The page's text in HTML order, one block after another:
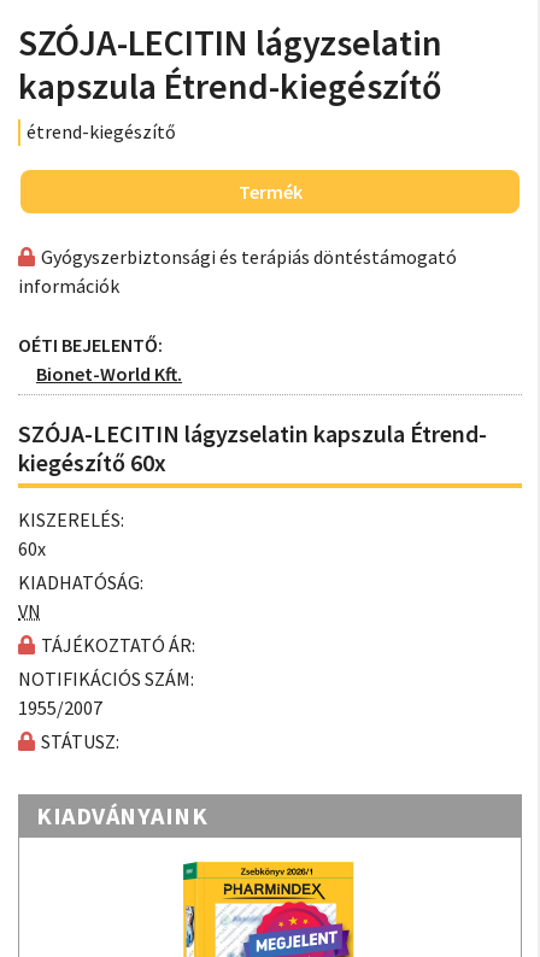
SZÓJA-LECITIN lágyzselatin
kapszula Étrend-kiegészítő
étrend-kiegészítő
Termék
Gyógyszerbiztonsági és terápiás döntéstámogató
információk
OÉTI BEJELENTŐ:
Bionet-World Kft.
SZÓJA-LECITIN lágyzselatin kapszula Étrend-
kiegészítő 60x
KISZERELÉS:
60x
KIADHATÓSÁG:
VN
TÁJÉKOZTATÓ ÁR:
NOTIFIKÁCIÓS SZÁM:
1955/2007
STÁTUSZ:
KIADVÁNYAINK